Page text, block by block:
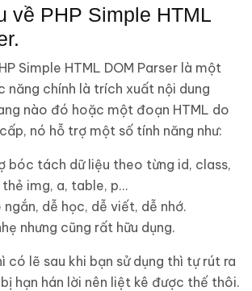
về PHP Simple HTML
Simple HTML DOM Parser là một
năng chính là trích xuất nội dung
nào đó hoặc một đoạn HTML do
nó hỗ trợ một số tính năng như:
bóc tách dữ liệu theo từng id, class,
img, a, table, p…
ngắn, dễ học, dễ viết, dễ nhớ.
nhưng cũng rất hữu dụng.
có lẽ sau khi bạn sử dụng thì tự rút ra
hạn hán lời nên liệt kê được thế thôi.